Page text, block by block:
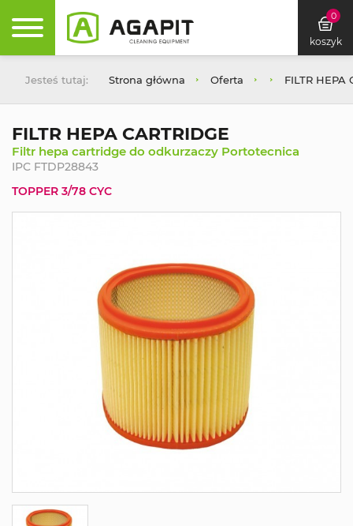
0
koszyk
Jesteś tutaj: Strona główna Oferta FILTR HEPA
FILTR HEPA CARTRIDGE
Filtr hepa cartridge do odkurzaczy Portotecnica
IPC FTDP28843
TOPPER 3/78 CYC